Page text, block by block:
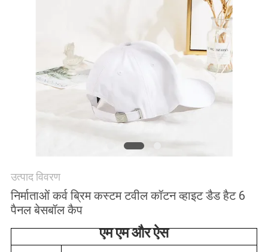
उत्पाद विवरण
निर्माताओं कर्व ब्रिम कस्टम टवील कॉटन व्हाइट डैड हैट 6
पैनल बेसबॉल कैप
एम एम और ऐस